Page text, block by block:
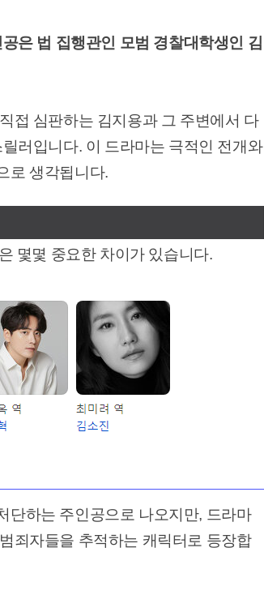
은 법 집행관인 모범 경찰대학생인 김
접 심판하는 김지용과 그 주변에서 다
러입니다. 이 드라마는 극적인 전개와
로 생각됩니다.
몇몇 중요한 차이가 있습니다.
단하는 주인공으로 나오지만, 드라마
죄자들을 추적하는 캐릭터로 등장합